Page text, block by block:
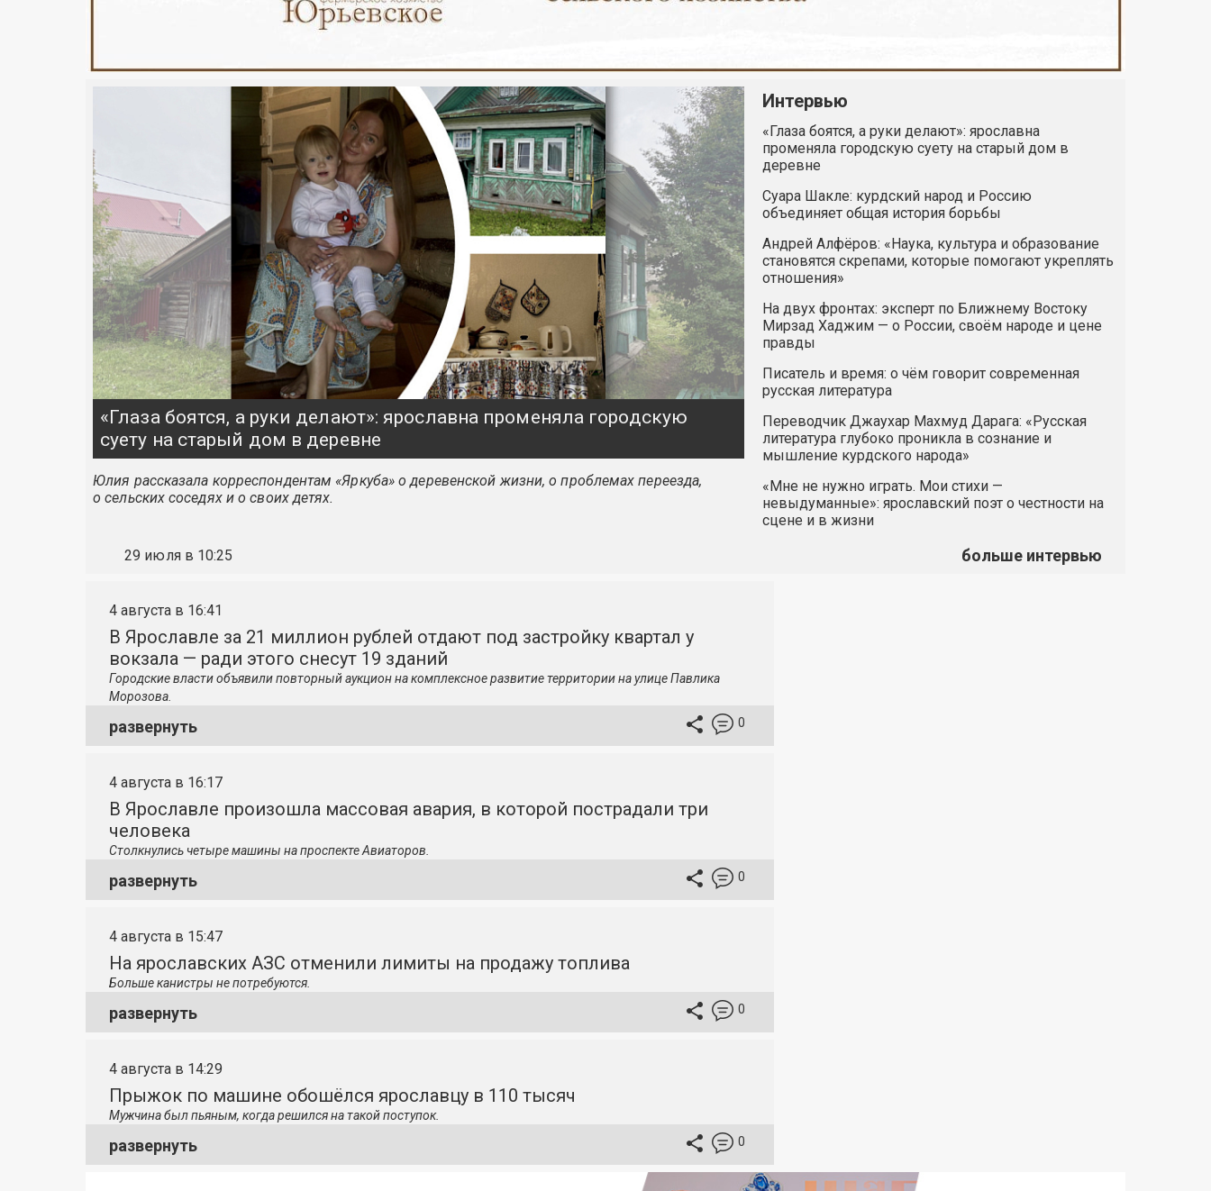
«Глаза боятся, а руки делают»: ярославна променяла городскую
суету на старый дом в деревне
Юлия рассказала корреспондентам «Яркуба» о деревенской жизни, о проблемах переезда,
о сельских соседях и о своих детях.
29 июля в 10:25
Интервью
«Глаза боятся, а руки делают»: ярославна
променяла городскую суету на старый дом в
деревне
Суара Шакле: курдский народ и Россию
объединяет общая история борьбы
Андрей Алфёров: «Наука, культура и образование
становятся скрепами, которые помогают укреплять
отношения»
На двух фронтах: эксперт по Ближнему Востоку
Мирзад Хаджим — о России, своём народе и цене
правды
Писатель и время: о чём говорит современная
русская литература
Переводчик Джаухар Махмуд Дарага: «Русская
литература глубоко проникла в сознание и
мышление курдского народа»
«Мне не нужно играть. Мои стихи —
невыдуманные»: ярославский поэт о честности на
сцене и в жизни
больше интервью
4 августа в 16:41
В Ярославле за 21 миллион рублей отдают под застройку квартал у
вокзала — ради этого снесут 19 зданий
Городские власти объявили повторный аукцион на комплексное развитие территории на улице Павлика
Морозова.
развернуть 0
4 августа в 16:17
В Ярославле произошла массовая авария, в которой пострадали три
человека
Столкнулись четыре машины на проспекте Авиаторов.
развернуть 0
4 августа в 15:47
На ярославских АЗС отменили лимиты на продажу топлива
Больше канистры не потребуются.
развернуть 0
4 августа в 14:29
Прыжок по машине обошёлся ярославцу в 110 тысяч
Мужчина был пьяным, когда решился на такой поступок.
развернуть 0